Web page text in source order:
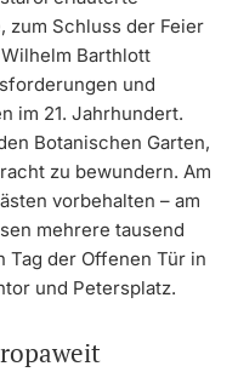
zum Schluss der Feier
Barthlott
und
im 21. Jahrhundert.
Botanischen Garten,
zu bewundern. Am
vorbehalten – am
mehrere tausend
Tag der Offenen Tür in
und Petersplatz.